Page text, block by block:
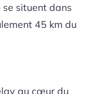
se situent dans
45 km du
au cœur du